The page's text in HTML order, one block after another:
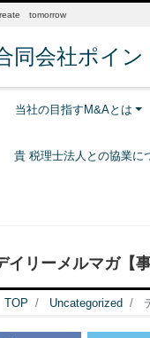
tomorrow
同会社ポイ
当社の目指すM&Aとは
貴 税理士法人との協業に
イリーメルマガ【
TOP Uncategorized